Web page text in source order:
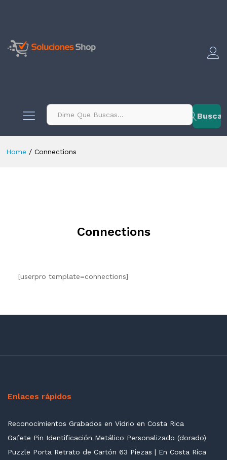
Buscar
Home / Connections
Connections
[userpro template=connections]
Enlaces rápidos
Reconocimientos Grabados en Vidrio en Costa Rica
Gafete Pin Identificación Metálico Personalizado (dorado)
Puzzle Porta Retrato de Cartón 63 Piezas | En Costa Rica